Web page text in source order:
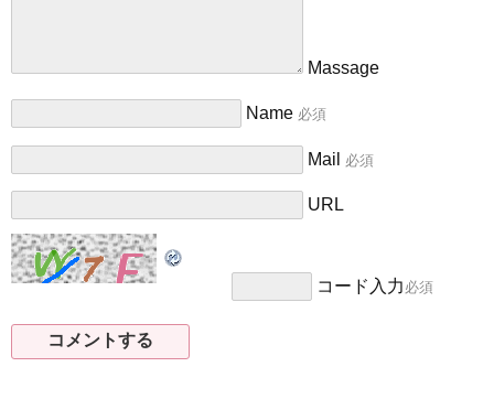
Massage
Name 必須
Mail 必須
URL
コード入力 必須